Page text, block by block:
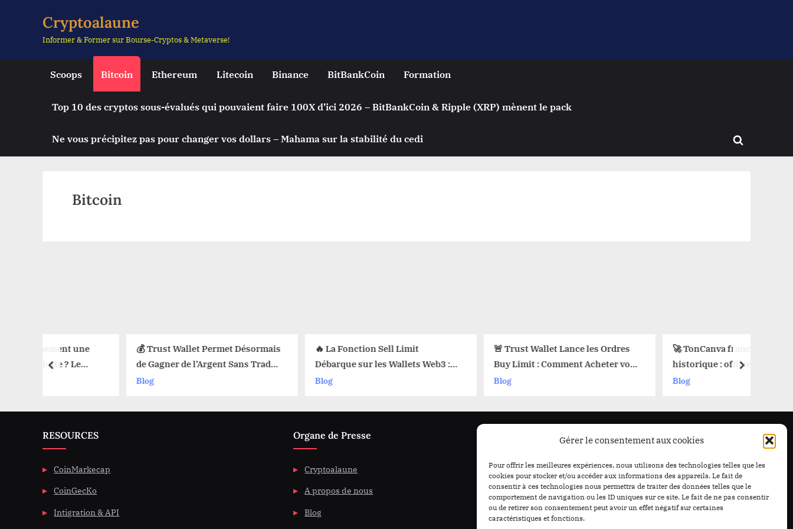
Gérer le consentement aux cookies
Pour offrir les meilleures expériences, nous utilisons des technologies telles que les
cookies pour stocker et/ou accéder aux informations des appareils. Le fait de
consentir à ces technologies nous permettra de traiter des données telles que le
comportement de navigation ou les ID uniques sur ce site. Le fait de ne pas consentir
ou de retirer son consentement peut avoir un effet négatif sur certaines
caractéristiques et fonctions.
Cryptoalaune
Informer & Former sur Bourse-Cryptos & Metaverse!
Scoops Bitcoin Ethereum Litecoin Binance BitBankCoin Formation
Top 10 des cryptos sous-évalués qui pouvaient faire 100X d’ici 2026 – BitBankCoin & Ripple (XRP) mènent le pack
Ne vous précipitez pas pour changer vos dollars – Mahama sur la stabilité du cedi
Toggle
Bitcoin
une
Chute ? Le
💰 Trust Wallet Permet Désormais
de Gagner de l’Argent Sans Trader
? Les Nouvelles Options
🔥 La Fonction Sell Limit
Débarque sur les Wallets Web3 :
Voici Pourquoi Ça Change Tout !
🚨 Trust Wallet Lance les Ordres
Buy Limit : Comment Acheter vos
Cryptos au Prix Parfait !
🚀 TonCanva franchit une étape
historique : officiellement
régulée au Bénin. L’histoire est en
vous.
prev next
RESOURCES
CoinMarkecap
CoinGecKo
Intigration & API
Organe de Presse
Cryptoalaune
A propos de nous
Blog